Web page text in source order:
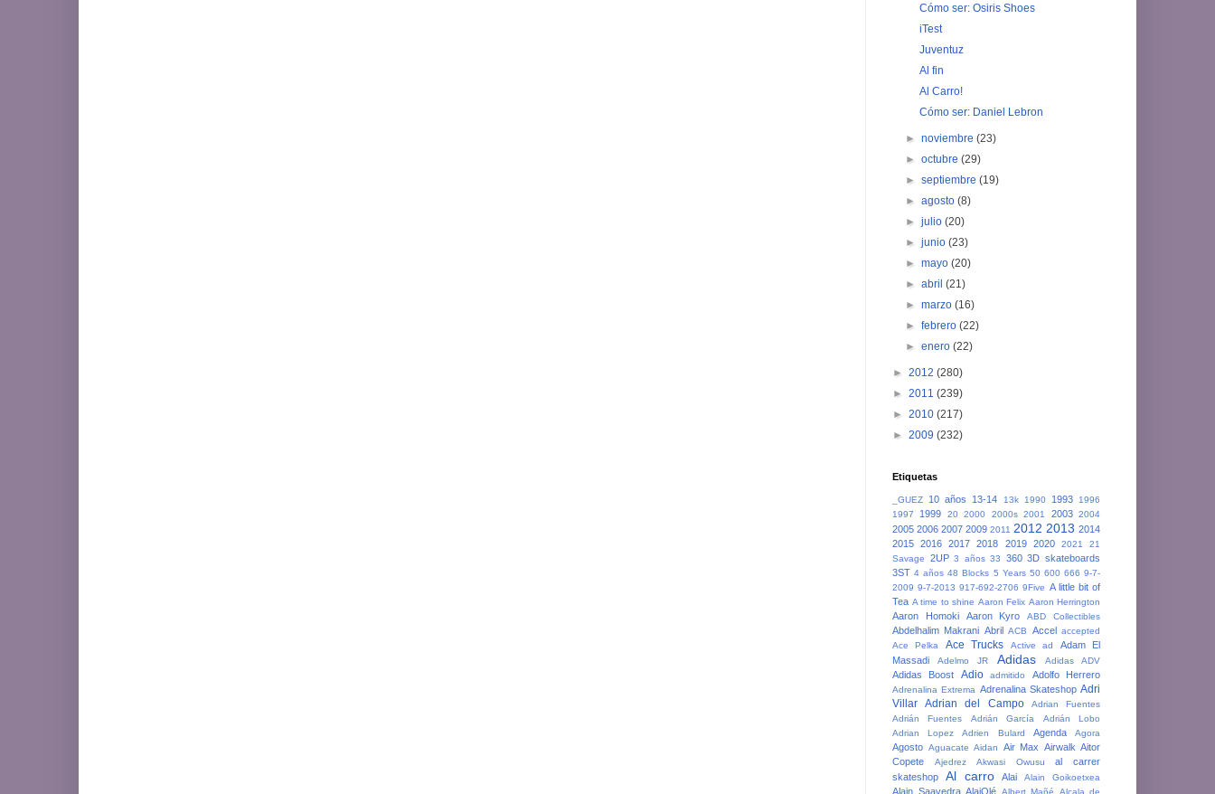
Cómo ser: Osiris Shoes
iTest
Juventuz
Al fin
Al Carro!
Cómo ser: Daniel Lebron
►noviembre(23)
►octubre(29)
►septiembre(19)
►agosto(8)
►julio(20)
►junio(23)
►mayo(20)
►abril(21)
►marzo(16)
►febrero(22)
►enero(22)
► 2012 (280)
► 2011 (239)
► 2010 (217)
► 2009 (232)
Etiquetas
_GUEZ 10 años 13-14 13k 1990 1993
1996
1997
1999 20 2000 2000s 2001 2003 2004
2005 2006 2007 2009 2011 2012 2013 2014
2015 2016 2017 2018 2019 2020 2021
21
Savage
2UP 3 años 33 360 3D skateboards
3ST 4 años 48 Blocks 5 Years 50 600 666 9-7-
2009 9-7-2013 917-692-2706 9Five A little bit of
Tea A time to shine Aaron Felix Aaron Herrington
Aaron Homoki Aaron Kyro ABD Collectibles
Abdelhalim Makrani Abril ACB Accel accepted
Ace Pelka
Ace Trucks Active ad
Adam El
Massadi
Adelmo JR Adidas Adidas ADV
Adidas Boost Adio admitido Adolfo Herrero
Adrenalina Extrema Adrenalina Skateshop Adri
Villar Adrian del Campo
Adrian Fuentes
Adrián Fuentes
Adrián García
Adrián Lobo
Adrian Lopez
Adrien Bulard Agenda Agora
Agosto Aguacate Aidan Air Max Airwalk Aitor
Copete
Ajedrez Akwasi Owusu
al carrer
skateshop
Al carro Alai Alain Goikoetxea
Alain Saavedra AlaiOlé Albert Mañé Alcala de